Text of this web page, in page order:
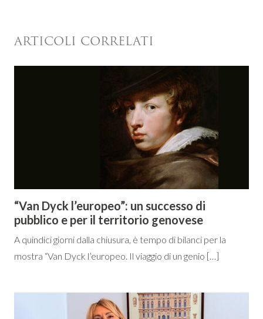
ARTICOLI CORRELATI
“Van Dyck l’europeo”: un successo di
pubblico e per il territorio genovese
A quindici giorni dalla chiusura, è tempo di bilanci per la
mostra “Van Dyck l’europeo. Il viaggio di un genio […]